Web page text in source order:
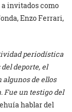
invitados como
Enzo Ferrari,
periodística
deporte, el
de ellos
Fue un testigo del
hablar del